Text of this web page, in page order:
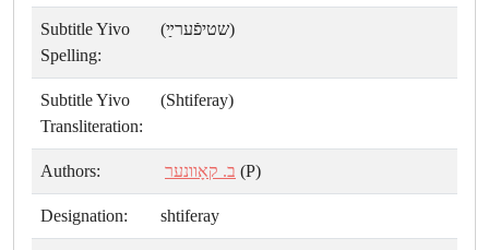
Subtitle Yivo
Spelling:
(שטיפֿערײַ)
Subtitle Yivo
Transliteration:
(Shtiferay)
Authors: ב. קאָוונער (P)
Designation: shtiferay